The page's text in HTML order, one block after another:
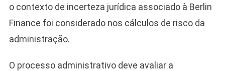
o contexto de incerteza jurídica associado à Berlin
Finance foi considerado nos cálculos de risco da
administração.
O processo administrativo deve avaliar a